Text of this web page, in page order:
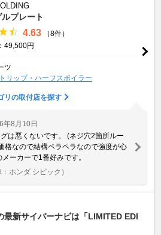
プレート
4.63
（8件）
49,500円
ツ
リップ・ハーフスポイラー
リの取付店を探す
年8月10日
は悪くないです。 (ネジ穴2箇所ルー
格なので結構ペラペラなので強度が心
ーカーで1番好みです。
：ホンダ シビック）
最新サイバーナビは「LIMITED EDI